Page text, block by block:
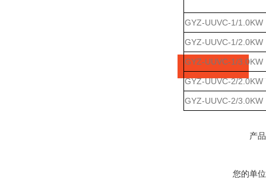
GYZ-UUVC-1/1.0KW
GYZ-UUVC-1/2.0KW
GYZ-UUVC-1/3.0KW
GYZ-UUVC-2/2.0KW
GYZ-UUVC-2/3.0KW
产
您的单